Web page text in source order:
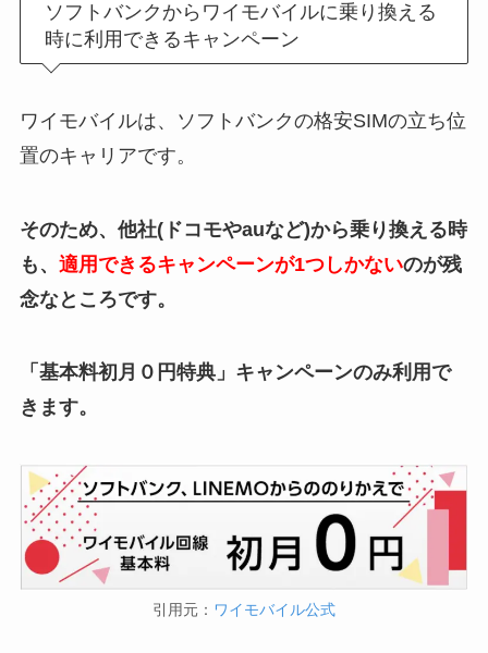
ソフトバンクからワイモバイルに乗り換える
時に利用できるキャンペーン
ワイモバイルは、ソフトバンクの格安SIMの立ち位
置のキャリアです。
そのため、他社(ドコモやauなど)から乗り換える時
も、 適用できるキャンペーンが1つしかないのが残
念なところです。
「基本料初月０円特典」キャンペーンのみ利用で
きます。
引用元： ワイモバイル公式